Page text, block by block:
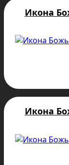
Икона
Икона